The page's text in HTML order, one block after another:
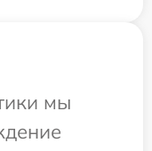
мы